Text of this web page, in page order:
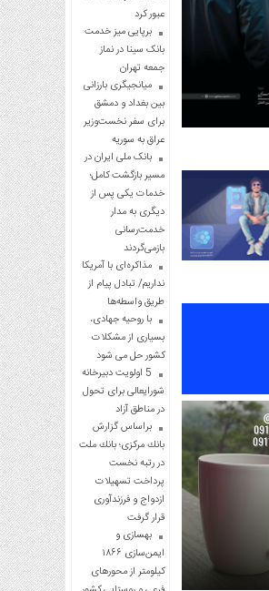
عبور کرد
برپایی میز خدمت
بانک سینا در نماز
جمعه تهران
میانجیگری بارزانی
بین بغداد و دمشق
برای سفر نخست‌وزیر
عراق به سوریه
بانک ملی ایران در
مسیر بازگشت کامل؛
خدمات یکی پس از
دیگری به مدار
خدمت‌رسانی
بازمی‌گردند
مذاکره‌ای با آمریکا
نداریم/ تبادل پیام از
طریق واسطه‌ها
با روحیه جهادی،
بسیاری از مشکلات
کشور حل می شود
5 اولویت دبیرخانه
شورایعالی برای تحول
در مناطق آزاد
براساس گزارش
بانك مركزی؛ بانك ملت
در رتبه نخست
پرداخت تسهیلات
ازدواج و فرزندآوری
قرار گرفت
بهسازی و
ایمن‌سازی ۱۸۶۶
کیلومتر از محورهای